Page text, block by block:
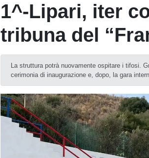
1^-Lipari, iter
tribuna del
La struttura potrà nuovamente ospitare i tifosi.
cerimonia di inaugurazione e, dopo, la gara